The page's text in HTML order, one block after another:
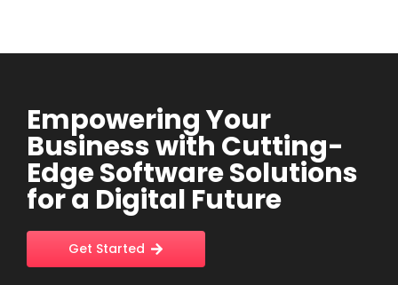
Empowering Your
Business with Cutting-
Edge Software Solutions
for a Digital Future
Get Started